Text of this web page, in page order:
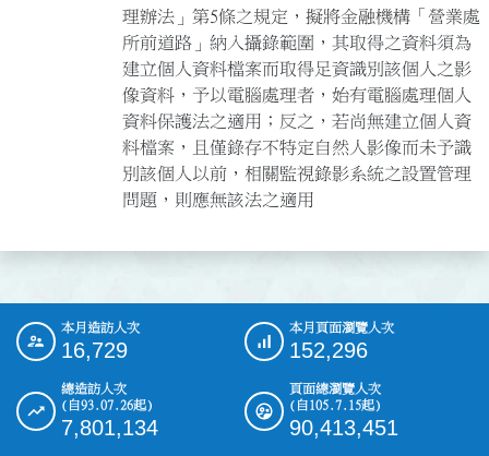
理辦法」第5條之規定，擬將金融機構「營業處
所前道路」納入攝錄範圍，其取得之資料須為
建立個人資料檔案而取得足資識別該個人之影
像資料，予以電腦處理者，始有電腦處理個人
資料保護法之適用；反之，若尚無建立個人資
料檔案，且僅錄存不特定自然人影像而未予識
別該個人以前，相關監視錄影系統之設置管理
問題，則應無該法之適用
::: 本月造訪人次
16,729
本月頁面瀏覽人次
152,296
總造訪人次
(自93.07.26起)
7,801,134
頁面總瀏覽人次
(自105.7.15起)
90,413,451